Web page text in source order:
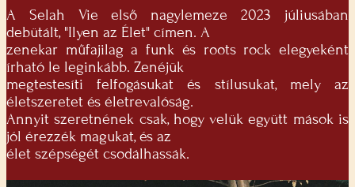
A Selah Vie első nagylemeze 2023 júliusában
debütált, "Ilyen az Élet" címen. A
zenekar műfajilag a funk és roots rock elegyeként
írható le leginkább. Zenéjük
megtestesíti felfogásukat és stílusukat, mely az
életszeretet és életrevalóság.
Annyit szeretnének csak, hogy velük együtt mások is
jól érezzék magukat, és az
élet szépségét csodálhassák.